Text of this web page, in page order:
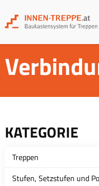
KATEGORIE
Treppen
Stufen, Setzstufen und